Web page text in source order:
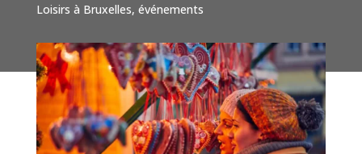
Loisirs à Bruxelles, événements